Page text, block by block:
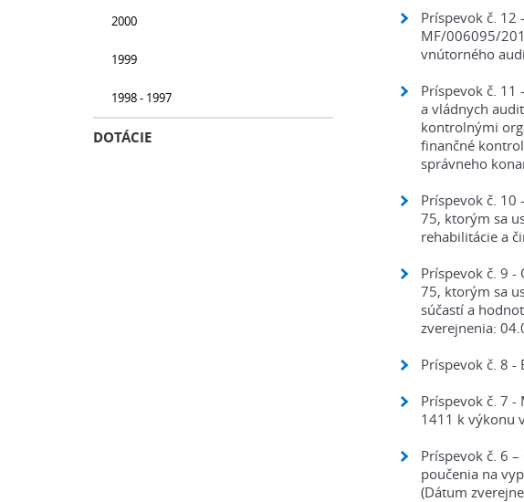
Príspevok č. 12
MF/006095/
vnútorného
Príspevok č. 11
a vládnych
kontrolnými
finančné
správneho
Príspevok č.
75, ktorým sa
rehabilitácie a
Príspevok č. 9
75, ktorým sa
súčastí a
zverejnenia:
Príspevok č. 8
Príspevok č. 7
1411 k výkonu
Príspevok č. 6
poučenia na
(Dátum
2000
1999
1998 - 1997
DOTÁCIE